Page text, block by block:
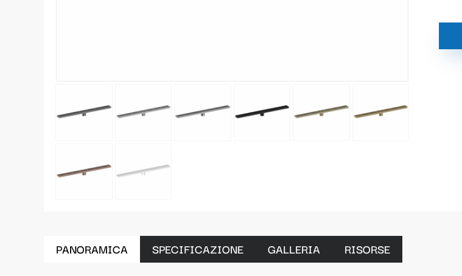
PANORAMICA SPECIFICAZIONE GALLERIA RISORSE